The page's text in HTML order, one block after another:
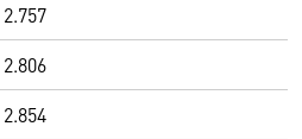
2.757
2.806
2.854